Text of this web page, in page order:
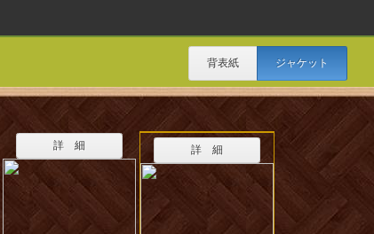
背表紙 ジャケット
詳 細 詳 細